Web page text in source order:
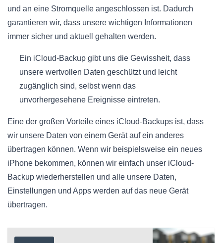
und an eine Stromquelle angeschlossen ist. Dadurch
garantieren wir, dass unsere wichtigen Informationen
immer sicher und aktuell gehalten werden.
Ein iCloud-Backup gibt uns die Gewissheit, dass
unsere wertvollen Daten geschützt und leicht
zugänglich sind, selbst wenn das
unvorhergesehene Ereignisse eintreten.
Eine der großen Vorteile eines iCloud-Backups ist, dass
wir unsere Daten von einem Gerät auf ein anderes
übertragen können. Wenn wir beispielsweise ein neues
iPhone bekommen, können wir einfach unser iCloud-
Backup wiederherstellen und alle unsere Daten,
Einstellungen und Apps werden auf das neue Gerät
übertragen.